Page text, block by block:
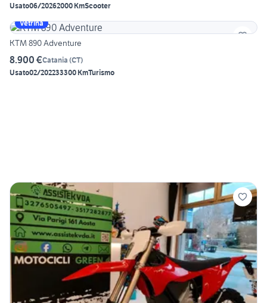
Usato06/20262000 KmScooter
Vetrina
KTM 890 Adventure
8.900 €Catania (CT)
Usato02/202233300 KmTurismo